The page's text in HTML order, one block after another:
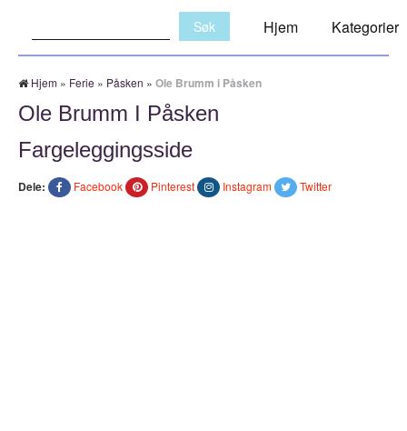
Hjem Kategorier
Hjem » Ferie » Påsken » Ole Brumm i Påsken
Ole Brumm I Påsken
Fargeleggingsside
Dele: Facebook Pinterest Instagram Twitter